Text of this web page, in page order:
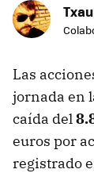
Las
jornada en
caída del
euros por
registrado